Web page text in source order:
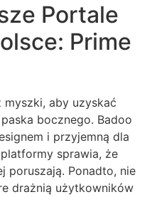
Portale
Prime
aby uzyskać
bocznego. Badoo
i przyjemną dla
sprawia, że
poruszają. Ponadto, nie
drażnią użytkowników